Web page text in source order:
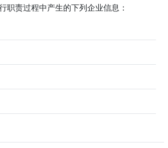
责过程中产生的下列企业信息：